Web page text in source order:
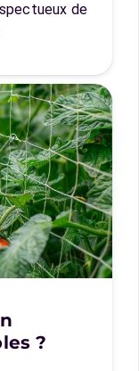
de
?